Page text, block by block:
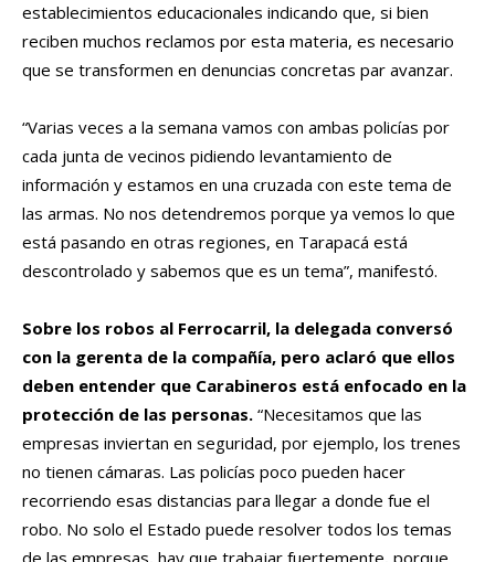
establecimientos educacionales indicando que, si bien
reciben muchos reclamos por esta materia, es necesario
que se transformen en denuncias concretas par avanzar.
“Varias veces a la semana vamos con ambas policías por
cada junta de vecinos pidiendo levantamiento de
información y estamos en una cruzada con este tema de
las armas. No nos detendremos porque ya vemos lo que
está pasando en otras regiones, en Tarapacá está
descontrolado y sabemos que es un tema”, manifestó.
Sobre los robos al Ferrocarril, la delegada conversó
con la gerenta de la compañía, pero aclaró que ellos
deben entender que Carabineros está enfocado en la
protección de las personas. “Necesitamos que las
empresas inviertan en seguridad, por ejemplo, los trenes
no tienen cámaras. Las policías poco pueden hacer
recorriendo esas distancias para llegar a donde fue el
robo. No solo el Estado puede resolver todos los temas